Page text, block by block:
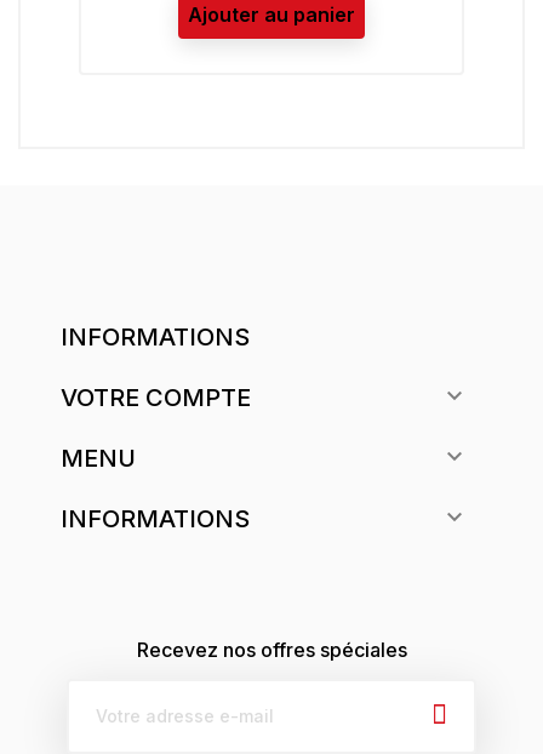
Ajouter au panier
INFORMATIONS
VOTRE COMPTE 
MENU 
INFORMATIONS 
Recevez nos offres spéciales